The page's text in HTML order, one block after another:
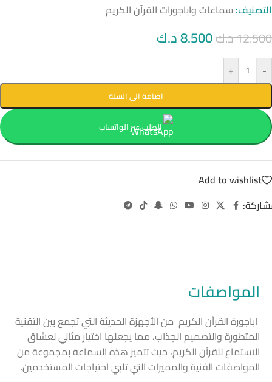
التصنيف:سماعات واباجورات القرآن الكريم
12.500د.ك8.500د.ك
-
+
اضافة الى السلة
الطلب عبر الواتساب
Add to wishlist
المواصفات
اباجورة القرآن الكريم من الأجهزة الحديثة التي تجمع بين التقنية
المتطورة والتصميم الجذاب، مما يجعلها اختيار مثالي لعشاق
الاستماع للقرآن الكريم، حيث تتميز هذه السماعة بمجموعة من
المواصفات الفنية والمميزات التي تلبي احتياجات المستخدمين.